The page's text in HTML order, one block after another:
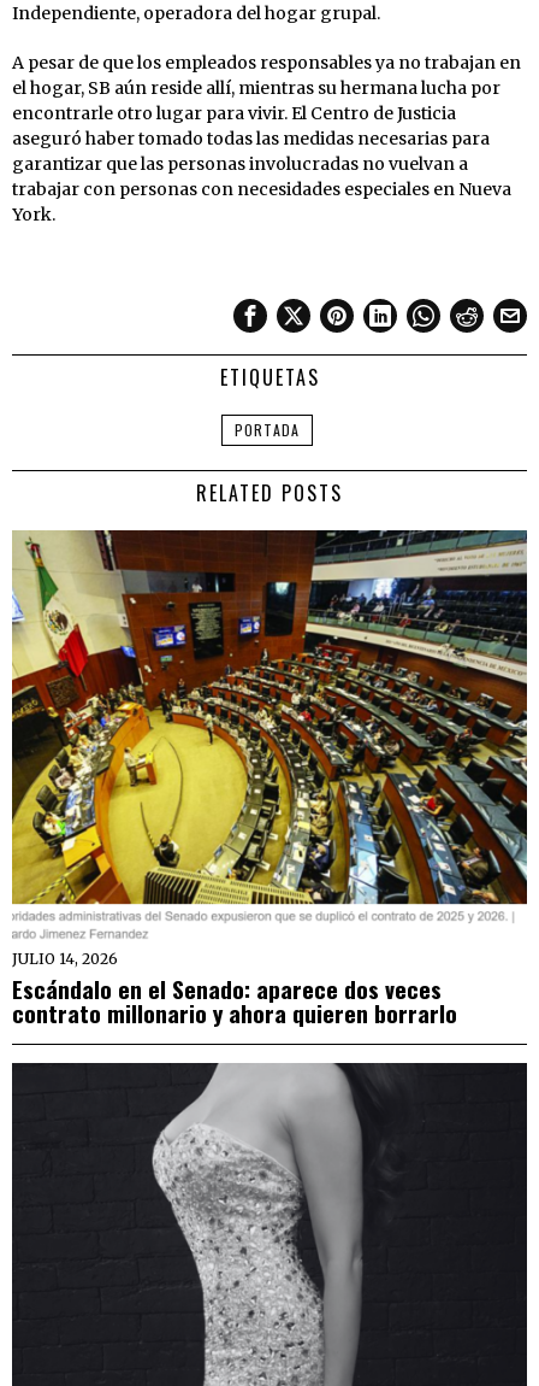
Independiente, operadora del hogar grupal.
A pesar de que los empleados responsables ya no trabajan en
el hogar, SB aún reside allí, mientras su hermana lucha por
encontrarle otro lugar para vivir. El Centro de Justicia
aseguró haber tomado todas las medidas necesarias para
garantizar que las personas involucradas no vuelvan a
trabajar con personas con necesidades especiales en Nueva
York.
ETIQUETAS
PORTADA
RELATED POSTS
JULIO 14, 2026
Escándalo en el Senado: aparece dos veces
contrato millonario y ahora quieren borrarlo